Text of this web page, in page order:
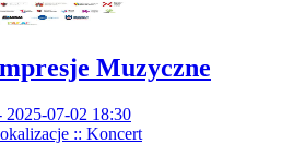
Muzyczne
2025-07-02 18:30
:: Koncert